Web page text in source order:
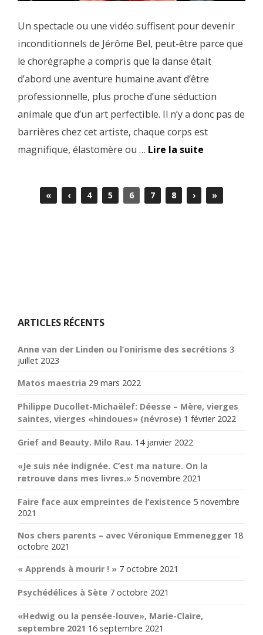
Un spectacle ou une vidéo suffisent pour devenir
inconditionnels de Jérôme Bel, peut-être parce que
le chorégraphe a compris que la danse était
d’abord une aventure humaine avant d’être
professionnelle, plus proche d’une séduction
animale que d’un art perfectible. Il n’y a donc pas de
barrières chez cet artiste, chaque corps est
magnifique, élastomère ou … Lire la suite
« ‹ 4 5 6 7 8 › »
ARTICLES RÉCENTS
Anne van der Linden ou l’onirisme des secrétions 3
juillet 2023
Matos maestria 29 mars 2022
Philippe Ducollet-Michaëlef: Déesse – Mère, vierges
saintes, vierges «hindoues» (névrose) 1 février 2022
Grief and Beauty. Milo Rau. 14 janvier 2022
«Je suis née indignée. C’est ma nature. On la
retrouve dans mes livres.» 5 novembre 2021
Faire face aux empreintes de l’existence 5 novembre
2021
Nos chers parents – avec Véronique Emmenegger 18
octobre 2021
« Apprends à mourir ! » 7 octobre 2021
Psychédélices à Sète 7 octobre 2021
«Hedwig ou la pensée-louve», Marie-Claire,
septembre 2021 16 septembre 2021